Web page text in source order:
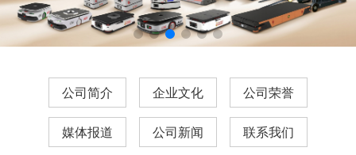
公司简介 企业文化 公司荣誉
媒体报道 公司新闻 联系我们